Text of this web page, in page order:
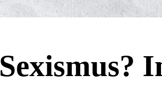
Sexismus?